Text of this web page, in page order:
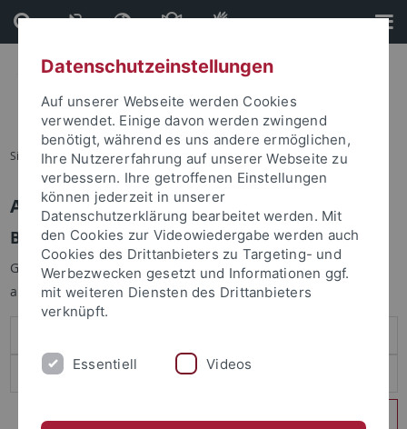
Direkt
zum
Inhalt
Direkt
zur
Fußleiste
Sie sind hier: Startseite
Anmelden
Benutzeranmeldung
Geben Sie Ihren Benutzernamen und Ihr Passwort an um sich
anzumelden:
Datenschutzeinstellungen
Auf unserer Webseite werden Cookies
verwendet. Einige davon werden zwingend
benötigt, während es uns andere ermöglichen,
Ihre Nutzererfahrung auf unserer Webseite zu
verbessern. Ihre getroffenen Einstellungen
können jederzeit in unserer
Datenschutzerklärung bearbeitet werden. Mit
den Cookies zur Videowiedergabe werden auch
Cookies des Drittanbieters zu Targeting- und
Werbezwecken gesetzt und Informationen ggf.
mit weiteren Diensten des Drittanbieters
verknüpft.
Essentiell Videos